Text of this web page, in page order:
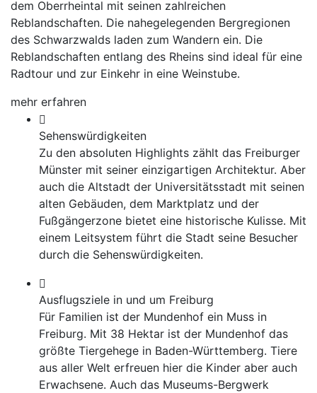
dem Oberrheintal mit seinen zahlreichen
Reblandschaften. Die nahegelegenden Bergregionen
des Schwarzwalds laden zum Wandern ein. Die
Reblandschaften entlang des Rheins sind ideal für eine
Radtour und zur Einkehr in eine Weinstube.
mehr erfahren
Sehenswürdigkeiten
Zu den absoluten Highlights zählt das Freiburger
Münster mit seiner einzigartigen Architektur. Aber
auch die Altstadt der Universitätsstadt mit seinen
alten Gebäuden, dem Marktplatz und der
Fußgängerzone bietet eine historische Kulisse. Mit
einem Leitsystem führt die Stadt seine Besucher
durch die Sehenswürdigkeiten.
Ausflugsziele in und um Freiburg
Für Familien ist der Mundenhof ein Muss in
Freiburg. Mit 38 Hektar ist der Mundenhof das
größte Tiergehege in Baden-Württemberg. Tiere
aus aller Welt erfreuen hier die Kinder aber auch
Erwachsene. Auch das Museums-Bergwerk